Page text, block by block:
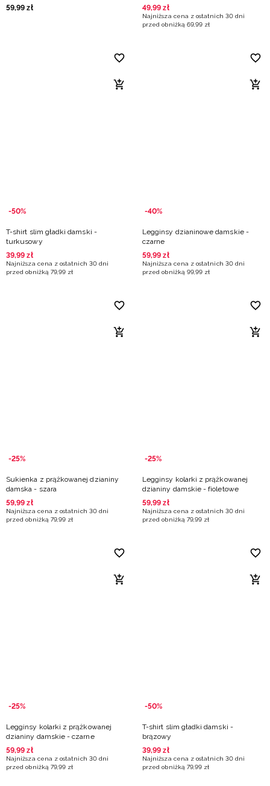
59,99 zł
49,99 zł
Najniższa cena z ostatnich 30 dni
przed obniżką 69,99 zł
-50%
T-shirt slim gładki damski -
turkusowy
39,99 zł
Najniższa cena z ostatnich 30 dni
przed obniżką 79,99 zł
-40%
Legginsy dzianinowe damskie -
czarne
59,99 zł
Najniższa cena z ostatnich 30 dni
przed obniżką 99,99 zł
-25%
Sukienka z prążkowanej dzianiny
damska - szara
59,99 zł
Najniższa cena z ostatnich 30 dni
przed obniżką 79,99 zł
-25%
Legginsy kolarki z prążkowanej
dzianiny damskie - fioletowe
59,99 zł
Najniższa cena z ostatnich 30 dni
przed obniżką 79,99 zł
-25%
Legginsy kolarki z prążkowanej
dzianiny damskie - czarne
59,99 zł
Najniższa cena z ostatnich 30 dni
przed obniżką 79,99 zł
-50%
T-shirt slim gładki damski -
brązowy
39,99 zł
Najniższa cena z ostatnich 30 dni
przed obniżką 79,99 zł